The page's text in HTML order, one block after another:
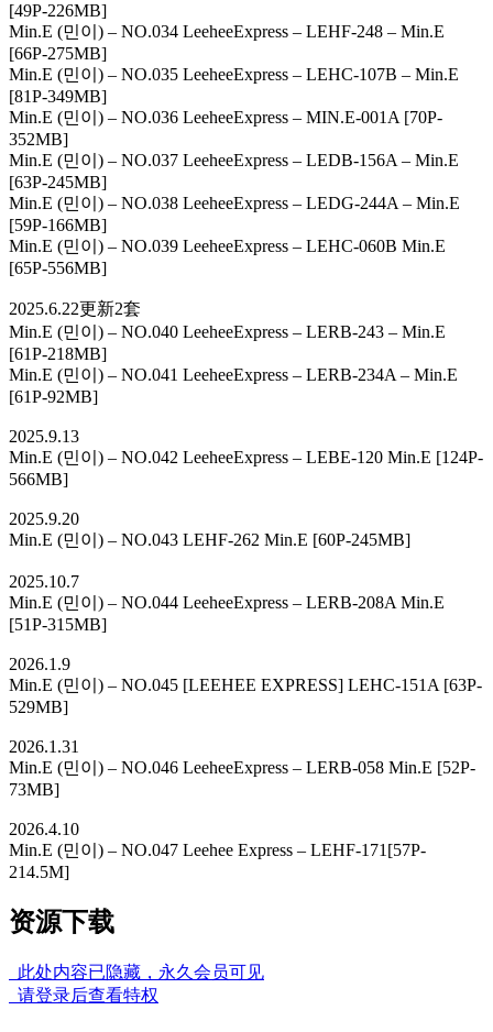
[49P-226MB]
Min.E (민이) – NO.034 LeeheeExpress – LEHF-248 – Min.E
[66P-275MB]
Min.E (민이) – NO.035 LeeheeExpress – LEHC-107B – Min.E
[81P-349MB]
Min.E (민이) – NO.036 LeeheeExpress – MIN.E-001A [70P-
352MB]
Min.E (민이) – NO.037 LeeheeExpress – LEDB-156A – Min.E
[63P-245MB]
Min.E (민이) – NO.038 LeeheeExpress – LEDG-244A – Min.E
[59P-166MB]
Min.E (민이) – NO.039 LeeheeExpress – LEHC-060B Min.E
[65P-556MB]
2025.6.22更新2套
Min.E (민이) – NO.040 LeeheeExpress – LERB-243 – Min.E
[61P-218MB]
Min.E (민이) – NO.041 LeeheeExpress – LERB-234A – Min.E
[61P-92MB]
2025.9.13
Min.E (민이) – NO.042 LeeheeExpress – LEBE-120 Min.E [124P-
566MB]
2025.9.20
Min.E (민이) – NO.043 LEHF-262 Min.E [60P-245MB]
2025.10.7
Min.E (민이) – NO.044 LeeheeExpress – LERB-208A Min.E
[51P-315MB]
2026.1.9
Min.E (민이) – NO.045 [LEEHEE EXPRESS] LEHC-151A [63P-
529MB]
2026.1.31
Min.E (민이) – NO.046 LeeheeExpress – LERB-058 Min.E [52P-
73MB]
2026.4.10
Min.E (민이) – NO.047 Leehee Express – LEHF-171[57P-
214.5M]
资源下载
此处内容已隐藏，永久会员可见
请登录后查看特权